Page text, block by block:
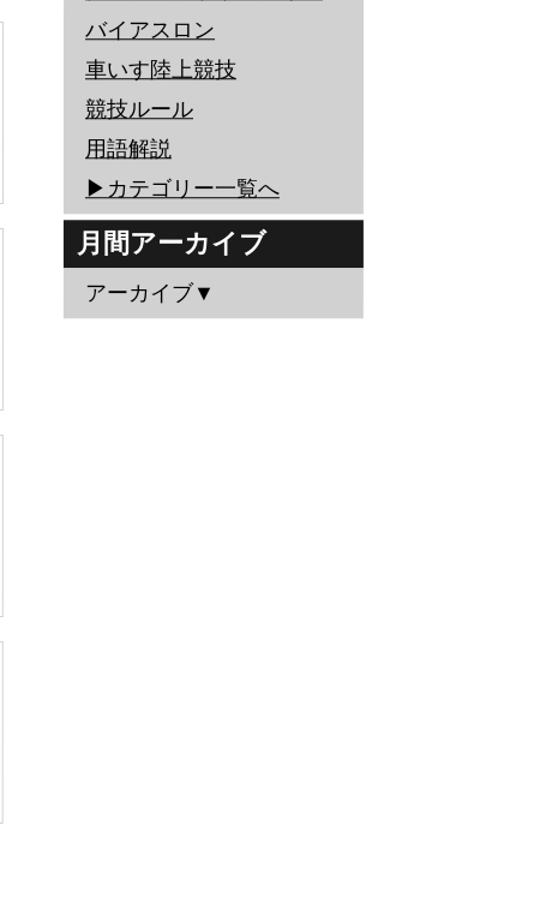
バイアスロン
車いす陸上競技
競技ルール
用語解説
▶︎カテゴリー一覧へ
月間アーカイブ
アーカイブ▼